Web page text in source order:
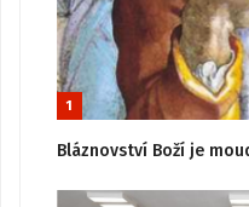
1
Bláznovství Boží je